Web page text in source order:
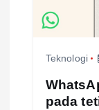
Teknologi
pada